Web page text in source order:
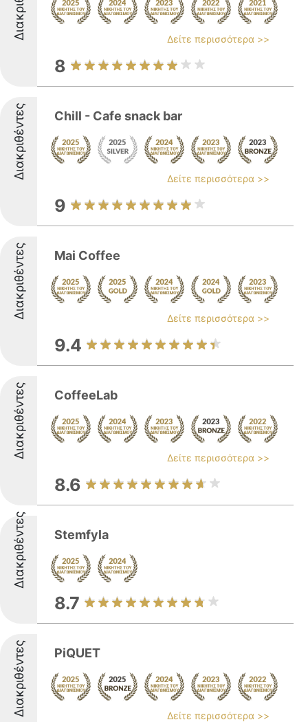
Δείτε περισσότερα >>
8
Διακριθέντες Chill - Cafe snack bar
Δείτε περισσότερα >>
9
Διακριθέντες Mai Coffee
Δείτε περισσότερα >>
9.4
Διακριθέντες CoffeeLab
Δείτε περισσότερα >>
8.6
Διακριθέντες Stemfyla
8.7
Διακριθέντες PiQUET
Δείτε περισσότερα >>